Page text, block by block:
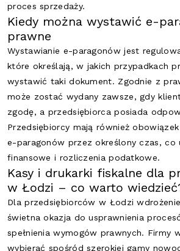
proces sprzedaży.
Kiedy można wystawić e-
prawne
Wystawianie e-paragonów jest
które określają, w jakich przypadkach
wystawić taki dokument. Zgodnie z
może zostać wydany zawsze, gdy
zgodę, a przedsiębiorca posiada
Przedsiębiorcy mają również
e-paragonów przez określony czas, co
finansowe i rozliczenia podatkowe.
Kasy i drukarki fiskalne dla
w Łodzi – co warto
Dla przedsiębiorców w Łodzi
świetna okazja do usprawnienia
spełnienia wymogów prawnych. Firmy
wybierać spośród szerokiej gamy